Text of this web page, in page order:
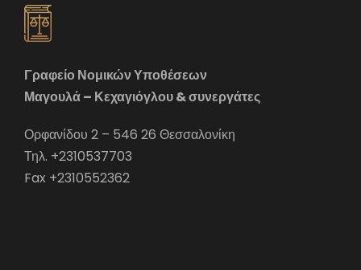
Γραφείο Νομικών Υποθέσεων
Μαγουλά – Κεχαγιόγλου & συνεργάτες
Ορφανίδου 2 – 546 26 Θεσσαλονίκη
Τηλ. +2310537703
Fax +2310552362